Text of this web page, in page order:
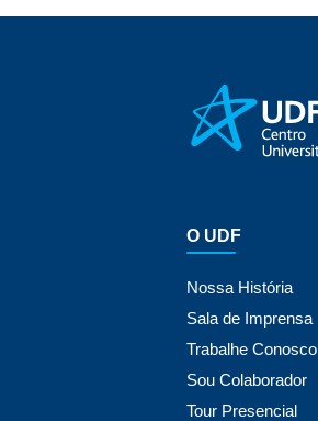
O UDF
Nossa História
Sala de Imprensa
Trabalhe Conosco
Sou Colaborador
Tour Presencial